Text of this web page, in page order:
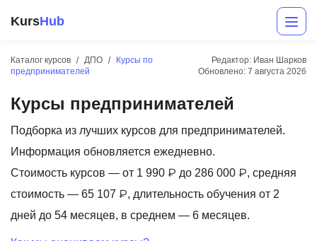
KursHub
Каталог курсов ДПО
Курсы по
предпринимателей
Редактор: Иван Шарков
Обновлено: 7 августа 2026
Курсы предпринимателей
Подборка из лучших курсов для предпринимателей.
Информация обновляется ежедневно.
Стоимость курсов — от 1 990 ₽ до 286 000 ₽, средняя
стоимость — 65 107 ₽, длительность обучения от 2
дней до 54 месяцев, в среднем — 6 месяцев.
Разработка
Маркетинг